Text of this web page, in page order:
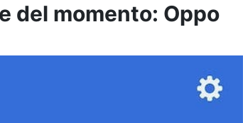
del momento: Oppo